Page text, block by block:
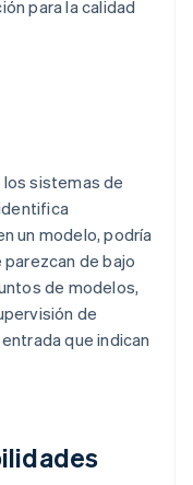
para la calidad
sistemas de
un modelo, podría
de bajo
de modelos,
de
que indican